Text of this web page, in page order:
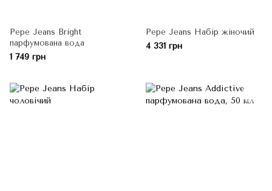
Pepe Jeans Bright
парфумована вода
1 749 грн
Pepe Jeans Набір жіночий
4 331 грн